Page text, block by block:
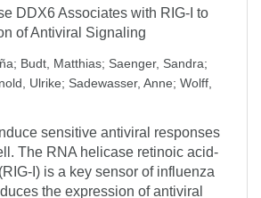
DDX6 Associates with RIG-I to
of Antiviral Signaling
; Budt, Matthias; Saenger, Sandra;
Ulrike; Sadewasser, Anne; Wolff,
sensitive antiviral responses
The RNA helicase retinoic acid-
I) is a key sensor of influenza
the expression of antiviral